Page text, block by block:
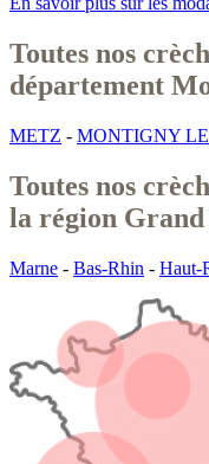
Toutes nos
département
METZ - MONTIGNY
Toutes nos
la région Grand
Marne - Bas-Rhin - Haut-